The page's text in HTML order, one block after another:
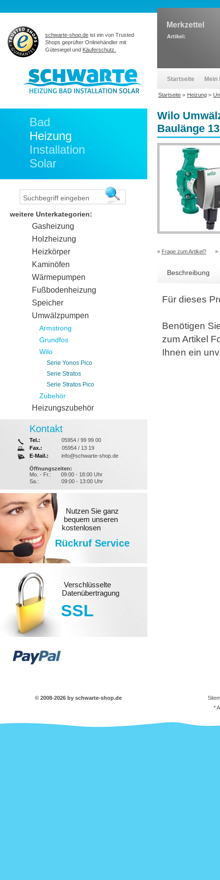
Wilo
Baulänge
» Frage zum Artikel? »
Beschreibung
Für dieses
Benötigen
zum Artikel
Ihnen ein
Bad
Heizung
Installation
Solar
weitere Unterkategorien:
Gasheizung
Holzheizung
Heizkörper
Kaminöfen
Wärmepumpen
Fußbodenheizung
Speicher
Umwälzpumpen
Armstrong
Grundfos
Wilo
Serie Yonos Pico
Serie Stratos
Serie Stratos Pico
Zubehör
Heizungszubehör
Kontakt
Tel.:
05954 / 99 99 00
Fax.:
05954 / 13 19
E-Mail.:
info@schwarte-shop.de
Öffnungszeiten:
Mo. - Fr.:
09:00 - 18:00 Uhr
Sa.:
09:00 - 13:00 Uhr
Nutzen Sie ganz
bequem unseren
kostenlosen
Rückruf Service
Verschlüsselte
Datenübertragung
SSL
schwarte-shop.de ist ein von Trusted
Shops geprüfter Onlinehändler mit
Gütesiegel und Käuferschutz.
Merkzettel
Artikel:
Startseite Mein
Startseite > Heizung >
© 2008-2026 by schwarte-shop.de
*